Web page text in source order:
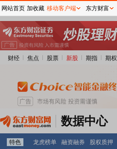
财经 焦点 股票 新股 期指 期权
数据中心
特色 龙虎榜单 融资融券 股权质押
网站首页 加收藏 移动客户端 东方财富